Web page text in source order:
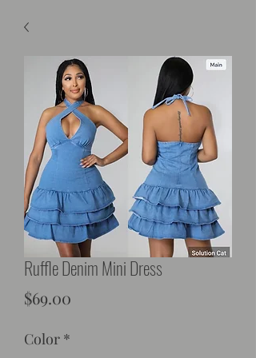
Ruffle Denim Mini Dress
$69.00
Color *